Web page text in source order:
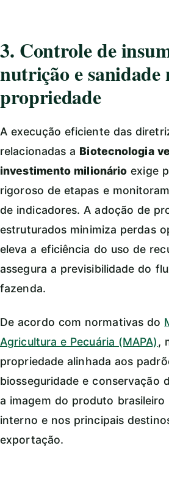
3. Controle de
nutrição e sanidade
propriedade
A execução eficiente das
relacionadas a Biotecnologia
investimento milionário exige
rigoroso de etapas e
de indicadores. A adoção de
estruturados minimiza perdas
eleva a eficiência do uso de
assegura a previsibilidade do
fazenda.
De acordo com normativas do
Agricultura e Pecuária (MAPA),
propriedade alinhada aos
biosseguridade e conservação
a imagem do produto brasileiro
interno e nos principais
exportação.